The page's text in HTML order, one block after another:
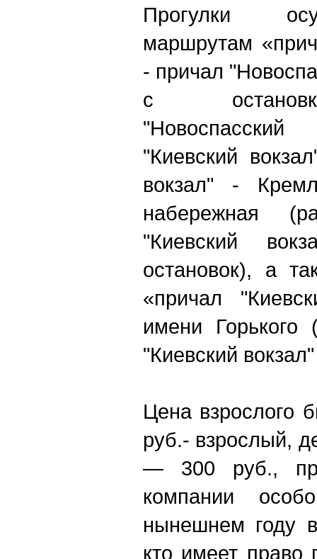
Прогулки
маршрутам
- причал
с
"Киевский
вокзал" -
набережная
"Киевский
остановок), а
«причал
имени
"Киевский
Цена взрослого
руб.- взрослый,
— 300 руб.,
компании
нынешнем году
кто имеет право